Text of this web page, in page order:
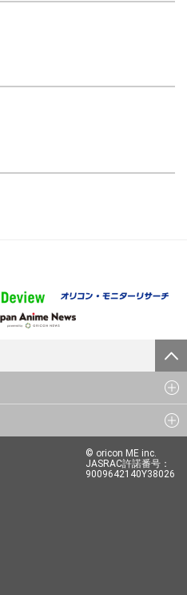
© oricon ME inc.
JASRAC許諾番号：
9009642140Y38026